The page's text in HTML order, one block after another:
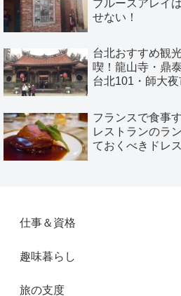
ブルースアレイ
せない！
台北おすすめ観
喫！龍山寺・鼎
台北101・師大
フランスで食事
レストランのラ
ておくべきドレ
仕事＆資格
趣味暮らし
旅の支度